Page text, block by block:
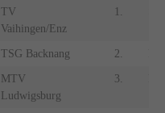
TV
Vaihingen/Enz
1.
TSG Backnang 2.
MTV
Ludwigsburg
3.